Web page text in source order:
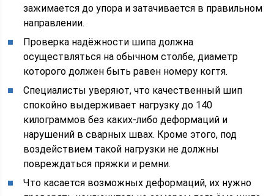
зажимается до упора и затачивается в правильном
направлении.
Проверка надёжности шипа должна
осуществляться на обычном столбе, диаметр
которого должен быть равен номеру когтя.
Специалисты уверяют, что качественный шип
спокойно выдерживает нагрузку до 140
килограммов без каких-либо деформаций и
нарушений в сварных швах. Кроме этого, под
воздействием такой нагрузки не должны
повреждаться пряжки и ремни.
Что касается возможных деформаций, их нужно